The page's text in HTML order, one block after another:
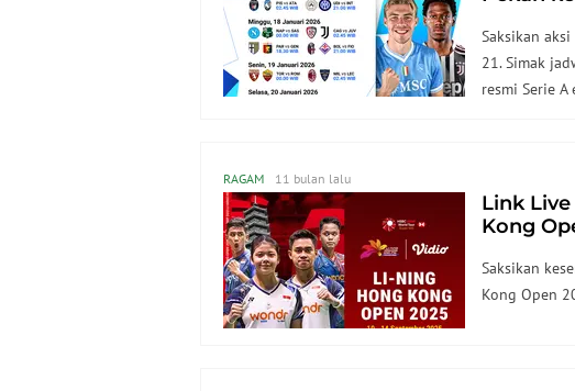
Saksikan
21. Simak
resmi Serie
RAGAM 11 bulan lalu
Link
Kong
Saksikan
Kong Open